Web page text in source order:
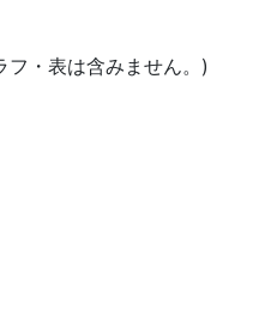
・表は含みません。)